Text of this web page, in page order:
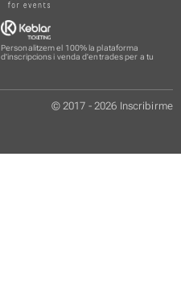
Personalitzem el 100% la plataforma
d'inscripcions i venda d'entrades per a tu
© 2017 - 2026 Inscribirme